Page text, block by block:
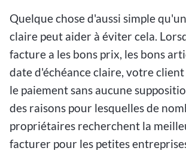
Quelque chose d'aussi simple
claire peut aider à éviter cela.
facture a les bons prix, les bons
date d'échéance claire, votre
le paiement sans aucune
des raisons pour lesquelles de
propriétaires recherchent la
facturer pour les petites